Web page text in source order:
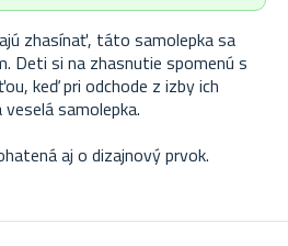
zhasínať, táto samolepka sa
Deti si na zhasnutie spomenú s
keď pri odchode z izby ich
samolepka.
aj o dizajnový prvok.